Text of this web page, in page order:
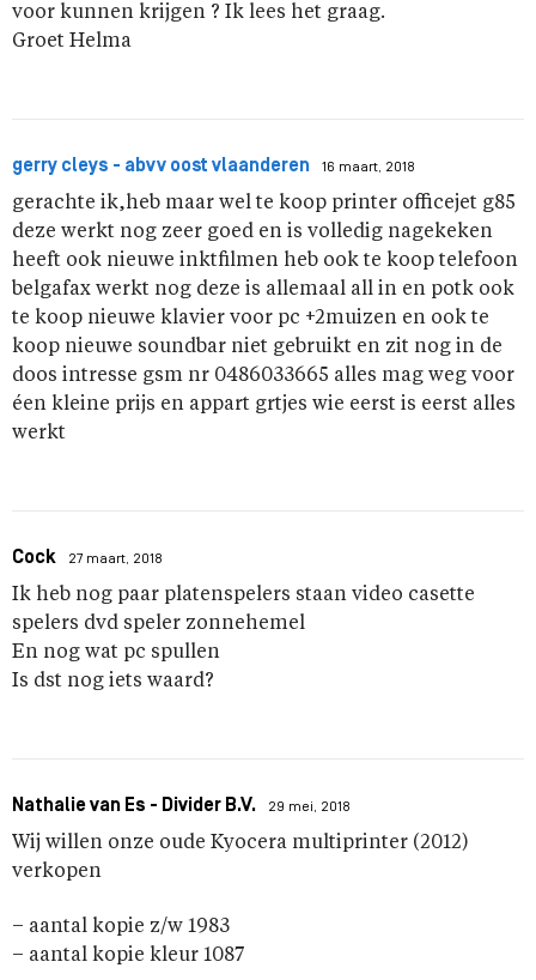
voor kunnen krijgen ? Ik lees het graag.
Groet Helma
gerry cleys - abvv oost vlaanderen 16 maart, 2018
gerachte ik,heb maar wel te koop printer officejet g85
deze werkt nog zeer goed en is volledig nagekeken
heeft ook nieuwe inktfilmen heb ook te koop telefoon
belgafax werkt nog deze is allemaal all in en potk ook
te koop nieuwe klavier voor pc +2muizen en ook te
koop nieuwe soundbar niet gebruikt en zit nog in de
doos intresse gsm nr 0486033665 alles mag weg voor
éen kleine prijs en appart grtjes wie eerst is eerst alles
werkt
Cock 27 maart, 2018
Ik heb nog paar platenspelers staan video casette
spelers dvd speler zonnehemel
En nog wat pc spullen
Is dst nog iets waard?
Nathalie van Es - Divider B.V. 29 mei, 2018
Wij willen onze oude Kyocera multiprinter (2012)
verkopen
– aantal kopie z/w 1983
– aantal kopie kleur 1087